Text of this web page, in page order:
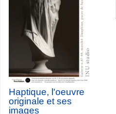
Haptique, l'oeuvre
originale et ses
images